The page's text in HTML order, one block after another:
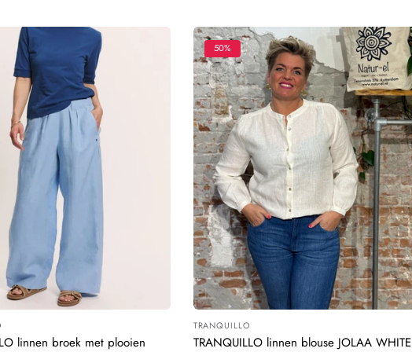
linnen broek met plooien
50%
Leverancier:
TRANQUILLO
TRANQUILLO linnen blouse JOLAA WHITE